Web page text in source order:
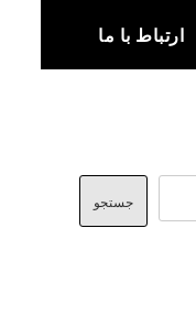
ارتباط با ما
جستجو